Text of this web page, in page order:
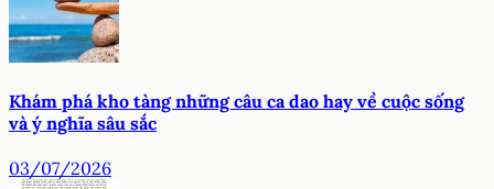
Khám phá kho tàng những câu ca dao hay về cuộc sống
và ý nghĩa sâu sắc
03/07/2026